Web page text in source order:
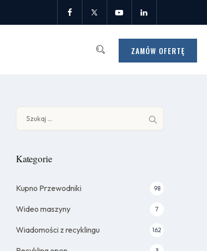
ZAMÓW OFERTĘ
Kategorie
Kupno Przewodniki 98
Wideo maszyny 7
Wiadomości z recyklingu 162